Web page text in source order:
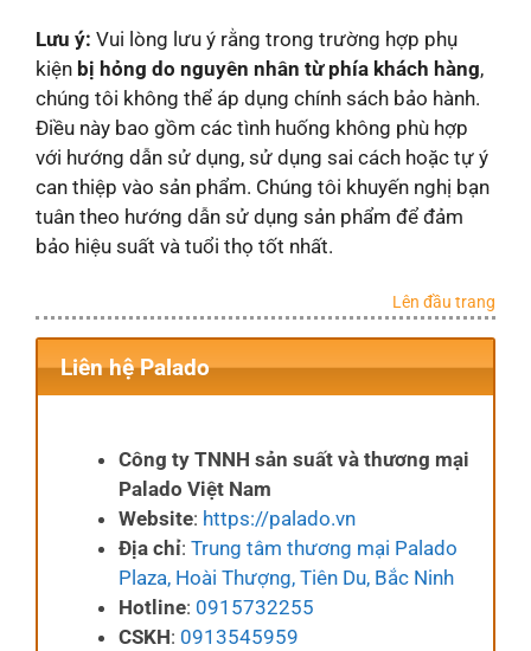
Lưu ý: Vui lòng lưu ý rằng trong trường hợp phụ
kiện bị hỏng do nguyên nhân từ phía khách hàng,
chúng tôi không thể áp dụng chính sách bảo hành.
Điều này bao gồm các tình huống không phù hợp
với hướng dẫn sử dụng, sử dụng sai cách hoặc tự ý
can thiệp vào sản phẩm. Chúng tôi khuyến nghị bạn
tuân theo hướng dẫn sử dụng sản phẩm để đảm
bảo hiệu suất và tuổi thọ tốt nhất.
Lên đầu trang
Liên hệ Palado
Công ty TNNH sản suất và thương mại
Palado Việt Nam
Website: https://palado.vn
Địa chỉ: Trung tâm thương mại Palado
Plaza, Hoài Thượng, Tiên Du, Bắc Ninh
Hotline: 0915732255
CSKH: 0913545959